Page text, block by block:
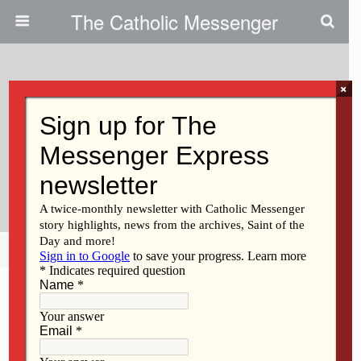
The Catholic Messenger
El Fallo De DACA Alienta A Los
Líderes Y Receptores De La
Diócesis De Davenport
Share Tweet Mail
×